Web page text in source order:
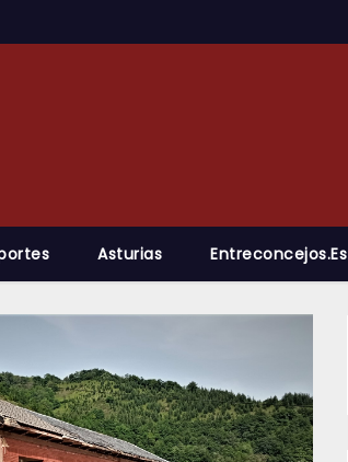
Asturias Entreconcejos.es